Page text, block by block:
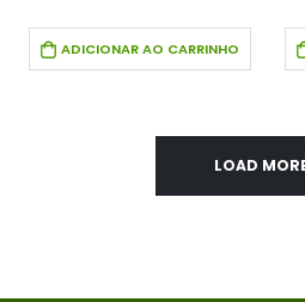
ADICIONAR AO CARRINHO
LOAD